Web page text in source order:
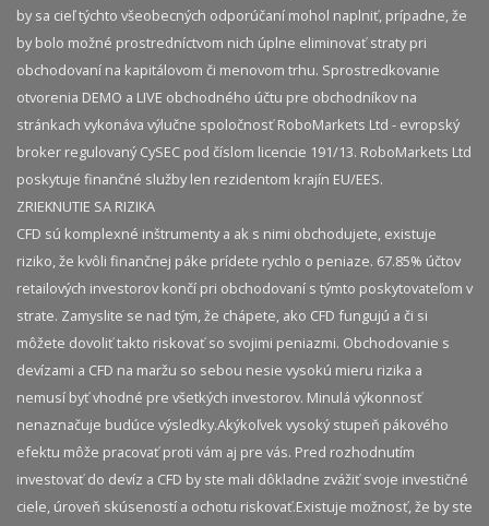
by sa cieľ týchto všeobecných odporúčaní mohol naplniť, prípadne, že
by bolo možné prostredníctvom nich úplne eliminovať straty pri
obchodovaní na kapitálovom či menovom trhu. Sprostredkovanie
otvorenia DEMO a LIVE obchodného účtu pre obchodníkov na
stránkach vykonáva výlučne spoločnosť RoboMarkets Ltd - evropský
broker regulovaný CySEC pod číslom licencie 191/13. RoboMarkets Ltd
poskytuje finančné služby len rezidentom krajín EU/EES.
ZRIEKNUTIE SA RIZIKA
CFD sú komplexné inštrumenty a ak s nimi obchodujete, existuje
riziko, že kvôli finančnej páke prídete rychlo o peniaze. 67.85% účtov
retailových investorov končí pri obchodovaní s týmto poskytovateľom v
strate. Zamyslite se nad tým, že chápete, ako CFD fungujú a či si
môžete dovoliť takto riskovať so svojimi peniazmi. Obchodovanie s
devízami a CFD na maržu so sebou nesie vysokú mieru rizika a
nemusí byť vhodné pre všetkých investorov. Minulá výkonnosť
nenaznačuje budúce výsledky.​ Akýkoľvek vysoký stupeň pákového
efektu môže pracovať proti vám aj pre vás. Pred rozhodnutím
investovať do devíz a CFD by ste mali dôkladne zvážiť svoje investičné
ciele, úroveň skúseností a ochotu riskovať.​ Existuje možnosť, že by ste